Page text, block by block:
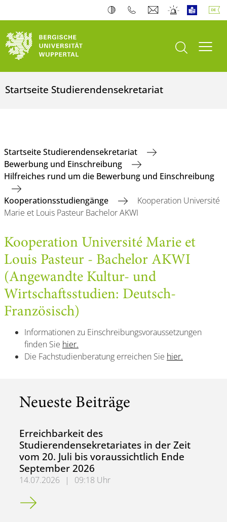
Suche öffnen
Startseite Studierendensekretariat
Startseite Studierendensekretariat
Bewerbung und Einschreibung
Hilfreiches rund um die Bewerbung und Einschreibung
Kooperationsstudiengänge
Kooperation Université
Marie et Louis Pasteur Bachelor AKWI
Kooperation Université Marie et
Louis Pasteur - Bachelor AKWI
(Angewandte Kultur- und
Wirtschaftsstudien: Deutsch-
Französisch)
Informationen zu Einschreibungsvoraussetzungen
finden Sie hier.
Die Fachstudienberatung erreichen Sie hier.
Neueste Beiträge
Erreichbarkeit des
Studierendensekretariates in der Zeit
vom 20. Juli bis voraussichtlich Ende
September 2026
14.07.2026 |
09:18 Uhr
Erreichbarkeit des Studierendensekretariates in der